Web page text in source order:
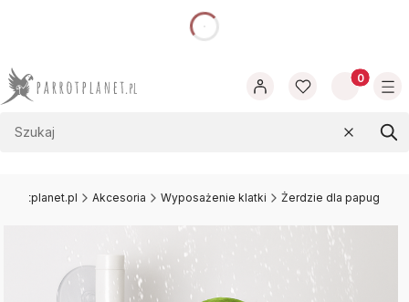
Produkty
Wyczyść
Akcesoria Wyposażenie klatki Żerdzie dla papug